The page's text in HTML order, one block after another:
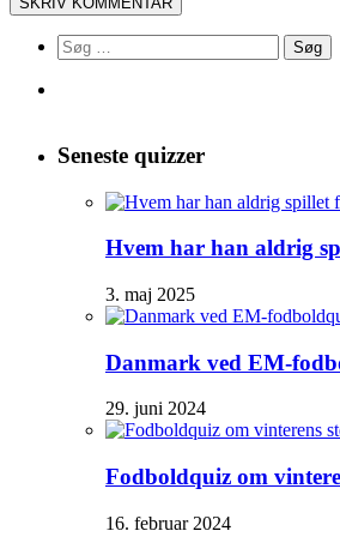
Søg
efter:
Seneste quizzer
Hvem har han aldrig
3. maj 2025
Danmark ved EM-
29. juni 2024
Fodboldquiz om
16. februar 2024